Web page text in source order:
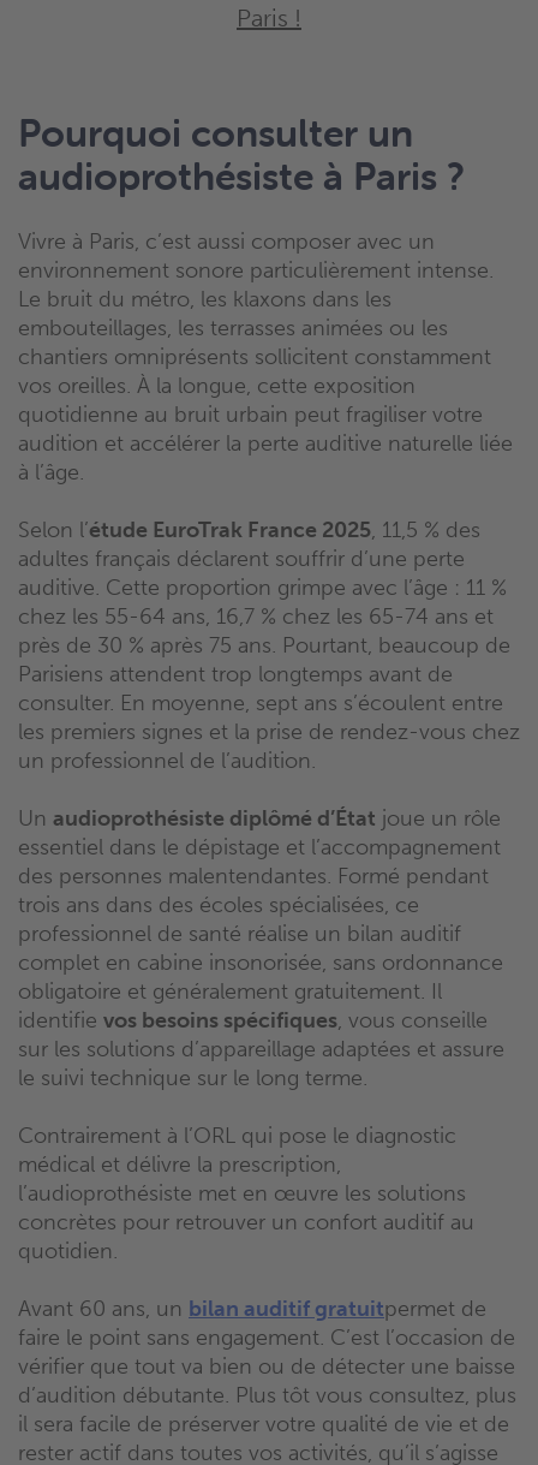
Paris !
Pourquoi consulter un
audioprothésiste à Paris ?
Vivre à Paris, c’est aussi composer avec un
environnement sonore particulièrement intense.
Le bruit du métro, les klaxons dans les
embouteillages, les terrasses animées ou les
chantiers omniprésents sollicitent constamment
vos oreilles. À la longue, cette exposition
quotidienne au bruit urbain peut fragiliser votre
audition et accélérer la perte auditive naturelle liée
à l’âge.
Selon l’étude EuroTrak France 2025, 11,5 % des
adultes français déclarent souffrir d’une perte
auditive. Cette proportion grimpe avec l’âge : 11 %
chez les 55-64 ans, 16,7 % chez les 65-74 ans et
près de 30 % après 75 ans. Pourtant, beaucoup de
Parisiens attendent trop longtemps avant de
consulter. En moyenne, sept ans s’écoulent entre
les premiers signes et la prise de rendez-vous chez
un professionnel de l’audition.
Un audioprothésiste diplômé d’État joue un rôle
essentiel dans le dépistage et l’accompagnement
des personnes malentendantes. Formé pendant
trois ans dans des écoles spécialisées, ce
professionnel de santé réalise un bilan auditif
complet en cabine insonorisée, sans ordonnance
obligatoire et généralement gratuitement. Il
identifie vos besoins spécifiques, vous conseille
sur les solutions d’appareillage adaptées et assure
le suivi technique sur le long terme.
Contrairement à l’ORL qui pose le diagnostic
médical et délivre la prescription,
l’audioprothésiste met en œuvre les solutions
concrètes pour retrouver un confort auditif au
quotidien.
Avant 60 ans, un bilan auditif gratuitpermet de
faire le point sans engagement. C’est l’occasion de
vérifier que tout va bien ou de détecter une baisse
d’audition débutante. Plus tôt vous consultez, plus
il sera facile de préserver votre qualité de vie et de
rester actif dans toutes vos activités, qu’il s’agisse